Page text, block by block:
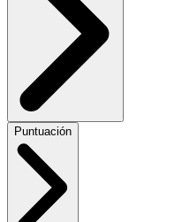
Puntuación